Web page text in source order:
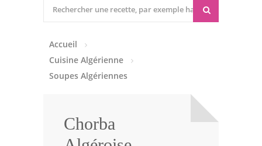
Entrées Froides
Tajines
Viandes
Accueil
Cuisine Algérienne
Soupes Algériennes
Chorba